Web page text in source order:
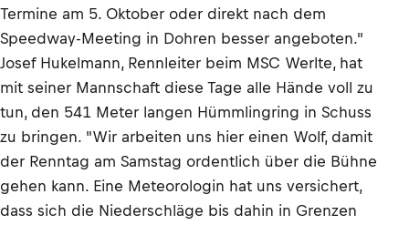
Termine am 5. Oktober oder direkt nach dem
Speedway-Meeting in Dohren besser angeboten."
Josef Hukelmann, Rennleiter beim MSC Werlte, hat
mit seiner Mannschaft diese Tage alle Hände voll zu
tun, den 541 Meter langen Hümmlingring in Schuss
zu bringen. "Wir arbeiten uns hier einen Wolf, damit
der Renntag am Samstag ordentlich über die Bühne
gehen kann. Eine Meteorologin hat uns versichert,
dass sich die Niederschläge bis dahin in Grenzen